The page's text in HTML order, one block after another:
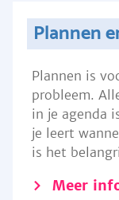
Plannen
Plannen is
probleem.
in je agenda
je leert
is het
Meer